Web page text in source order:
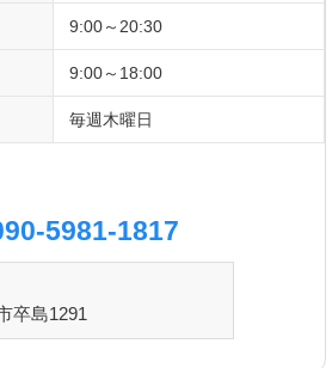
9:00～20:30
9:00～18:00
毎週木曜日
5981-1817
卒島1291